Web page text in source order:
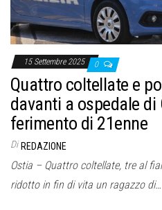
15 Settembre 2025 0
Quattro coltellate e
davanti a ospedale
ferimento di 21enne
Di REDAZIONE
Ostia – Quattro coltellate, tre al
ridotto in fin di vita un ragazzo di…